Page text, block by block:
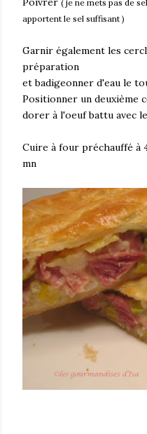
( je ne mets pas de
apportent le sel suffisant )
Garnir également les
préparation
et badigeonner d'eau le
Positionner un deuxième
dorer à l'oeuf battu avec
Cuire à four préchauffé à
mn